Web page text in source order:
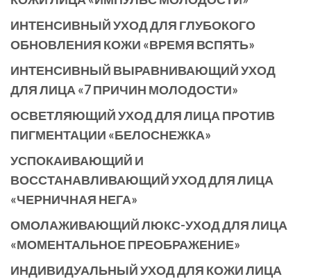
ИНТЕНСИВНЫЙ УХОД ДЛЯ ГЛУБОКОГО
ОБНОВЛЕНИЯ КОЖИ «ВРЕМЯ ВСПЯТЬ»
ИНТЕНСИВНЫЙ ВЫРАВНИВАЮЩИЙ УХОД
ДЛЯ ЛИЦА «7 ПРИЧИН МОЛОДОСТИ»
ОСВЕТЛЯЮЩИЙ УХОД ДЛЯ ЛИЦА ПРОТИВ
ПИГМЕНТАЦИИ «БЕЛОСНЕЖКА»
УСПОКАИВАЮЩИЙ И
ВОССТАНАВЛИВАЮЩИЙ УХОД ДЛЯ ЛИЦА
«ЧЕРНИЧНАЯ НЕГА»
ОМОЛАЖИВАЮЩИЙ ЛЮКС-УХОД ДЛЯ ЛИЦА
«МОМЕНТАЛЬНОЕ ПРЕОБРАЖЕНИЕ»
ИНДИВИДУАЛЬНЫЙ УХОД ДЛЯ КОЖИ ЛИЦА